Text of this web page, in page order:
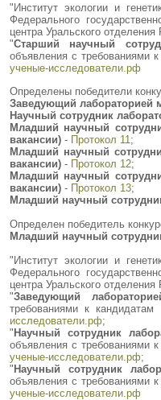
"Институт экологии и
Федерального
центра Уральского
"Старший научный
объявления с требованиями
ученые-исследователи.рф
Определены победители
Заведующий лабораторией
Научный сотрудник
Младший научный
вакансии) - Протокол 11;
Младший научный
вакансии) - Протокол 12;
Младший научный
вакансии) - Протокол 13;
Младший научный
Определен победитель
Младший научный
"Институт экологии и
Федерального
центра Уральского
"Заведующий
требованиями к
исследователи.рф;
" Научный сотрудник
объявления с требованиями
ученые-исследователи.рф;
" Научный сотрудник
объявления с требованиями
ученые-исследователи.рф